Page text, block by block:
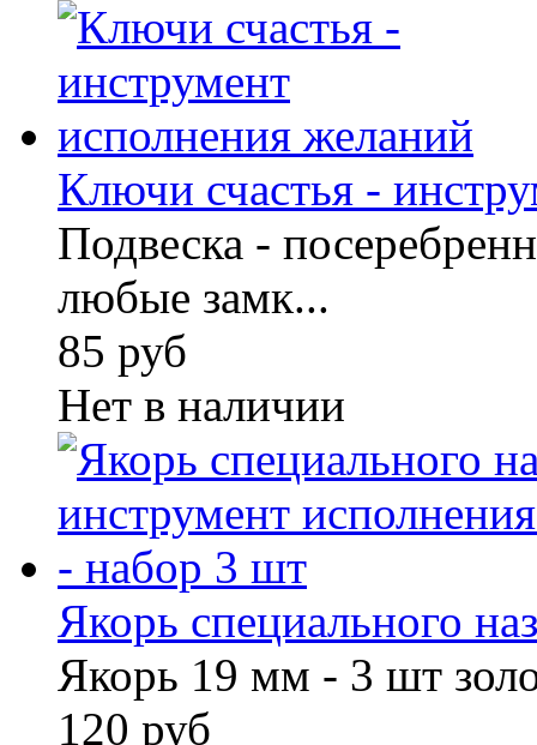
Ключи счастья -
Подвеска -
любые замк...
85 руб
Нет в наличии
Якорь специального
Якорь 19 мм - 3 шт
120 руб